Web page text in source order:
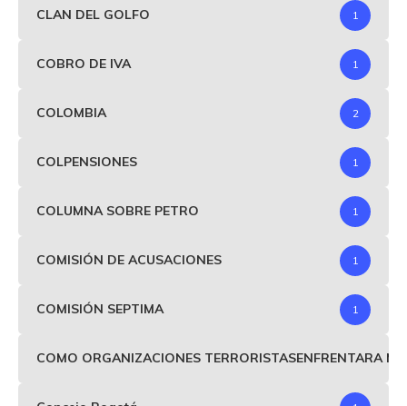
CLAN DEL GOLFO 1
COBRO DE IVA 1
COLOMBIA 2
COLPENSIONES 1
COLUMNA SOBRE PETRO 1
COMISIÓN DE ACUSACIONES 1
COMISIÓN SEPTIMA 1
COMO ORGANIZACIONES TERRORISTASENFRENTARA